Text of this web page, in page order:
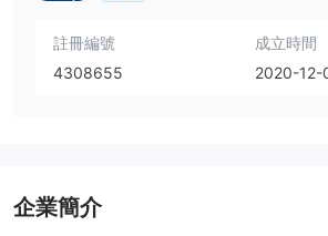
註冊編號
4308655
成立時間
2020-12-
企業簡介